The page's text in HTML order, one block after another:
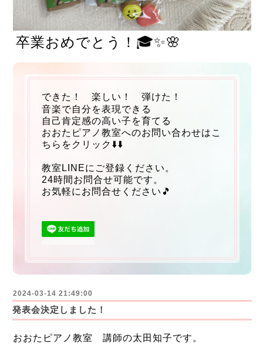
卒業おめでとう！🎓✨🌸
できた！ 楽しい！ 弾けた！
音楽で自分を表現できる
自己肯定感の高い子を育てる
おおたピアノ教室へのお問い合わせはこ
ちらをクリック⬇️⬇️
教室LINEにご登録ください。
24時間お問合せ可能です。
お気軽にお問合せください🎵
2024-03-14 21:49:00
発表会決定しました！
おおたピアノ教室 講師の太田知子です。